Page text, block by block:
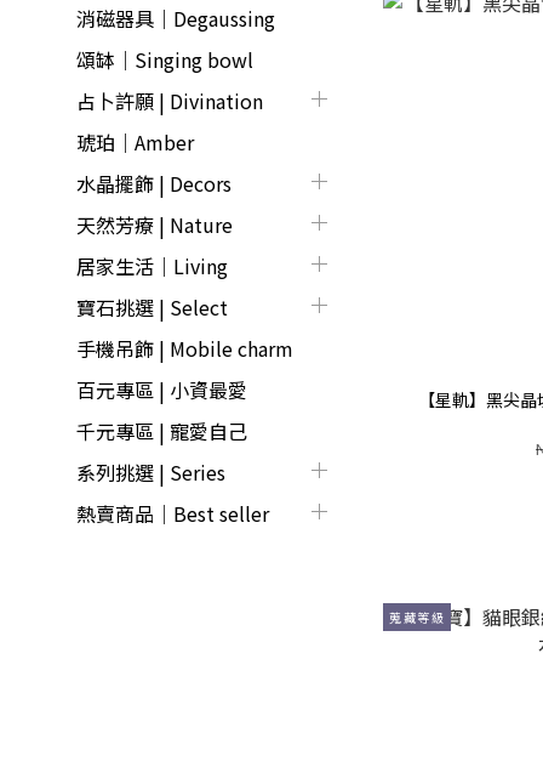
消磁器具｜Degaussing
頌缽｜Singing bowl
占卜許願 | Divination
琥珀｜Amber
水晶擺飾 | Decors
天然芳療 | Nature
居家生活｜Living
寶石挑選 | Select
手機吊飾 | Mobile charm
百元專區 | 小資最愛
千元專區 | 寵愛自己
系列挑選 | Series
熱賣商品│Best seller
【星軌】黑尖
蒐藏等級